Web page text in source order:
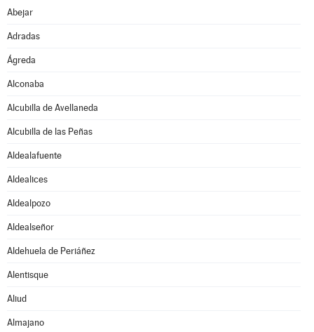
Abejar
Adradas
Ágreda
Alconaba
Alcubilla de Avellaneda
Alcubilla de las Peñas
Aldealafuente
Aldealices
Aldealpozo
Aldealseñor
Aldehuela de Periáñez
Alentisque
Aliud
Almajano